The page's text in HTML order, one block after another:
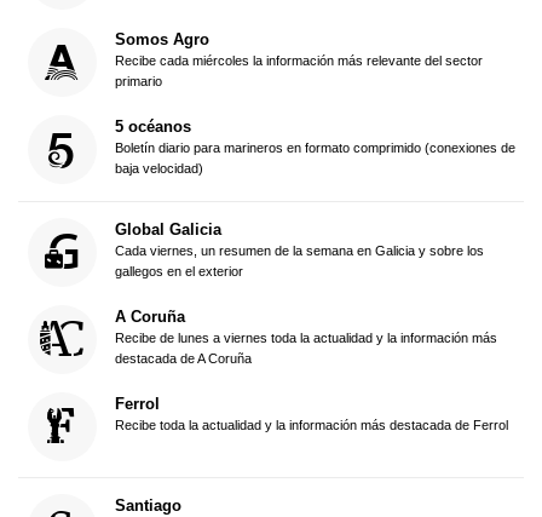
Somos Agro
Recibe cada miércoles la información más relevante del sector
primario
5 océanos
Boletín diario para marineros en formato comprimido (conexiones de
baja velocidad)
Global Galicia
Cada viernes, un resumen de la semana en Galicia y sobre los
gallegos en el exterior
A Coruña
Recibe de lunes a viernes toda la actualidad y la información más
destacada de A Coruña
Ferrol
Recibe toda la actualidad y la información más destacada de Ferrol
Santiago